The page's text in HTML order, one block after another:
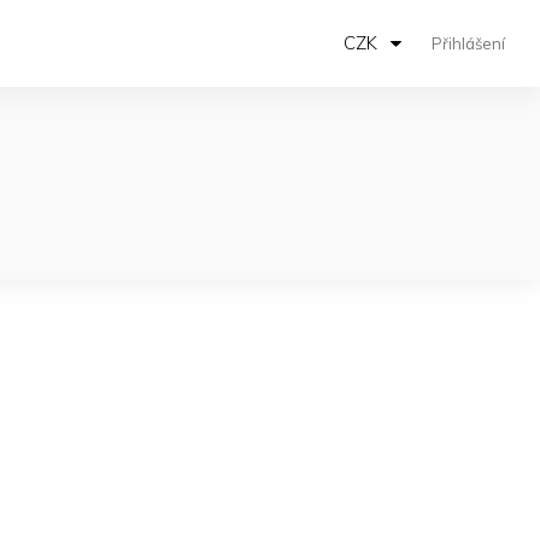
CZK Přihlášení